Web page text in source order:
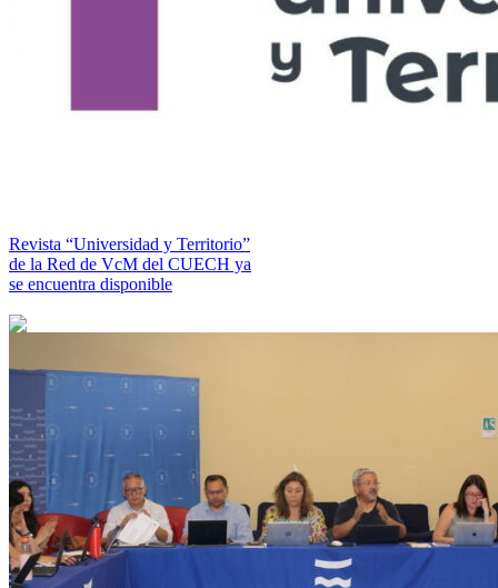
Revista “Universidad y Territorio”
de la Red de VcM del CUECH ya
se encuentra disponible